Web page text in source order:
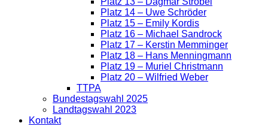
Platz 14 – Uwe Schröder
Platz 15 – Emily Kordis
Platz 16 – Michael Sandrock
Platz 17 – Kerstin Memminger
Platz 18 – Hans Menningmann
Platz 19 – Muriel Christmann
Platz 20 – Wilfried Weber
TTPA
Bundestagswahl 2025
Landtagswahl 2023
Kontakt